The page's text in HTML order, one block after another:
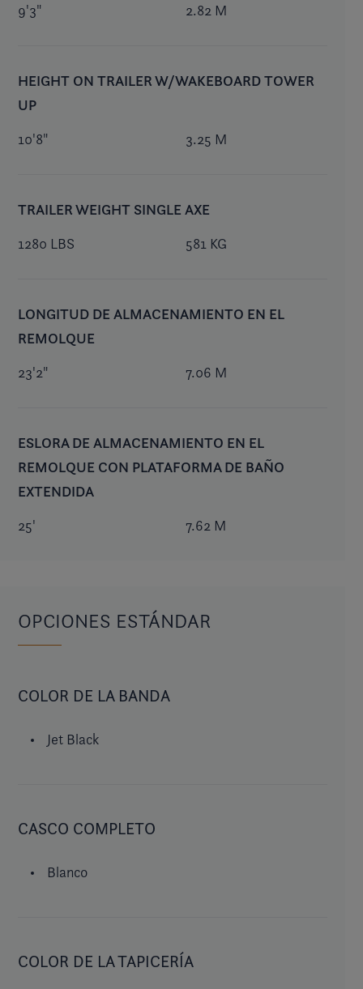
9'3" 2.82 M
HEIGHT ON TRAILER W/WAKEBOARD TOWER
UP
10'8" 3.25 M
TRAILER WEIGHT SINGLE AXE
1280 LBS 581 KG
LONGITUD DE ALMACENAMIENTO EN EL
REMOLQUE
23'2" 7.06 M
ESLORA DE ALMACENAMIENTO EN EL
REMOLQUE CON PLATAFORMA DE BAÑO
EXTENDIDA
25' 7.62 M
OPCIONES ESTÁNDAR
COLOR DE LA BANDA
Jet Black
CASCO COMPLETO
Blanco
COLOR DE LA TAPICERÍA